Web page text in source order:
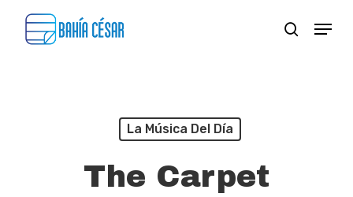
search
Menu
La Música Del Día
The Carpet